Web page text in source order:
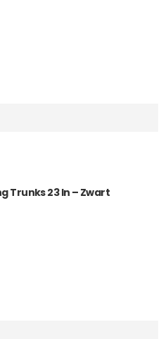
Trunks 23 In – Zwart